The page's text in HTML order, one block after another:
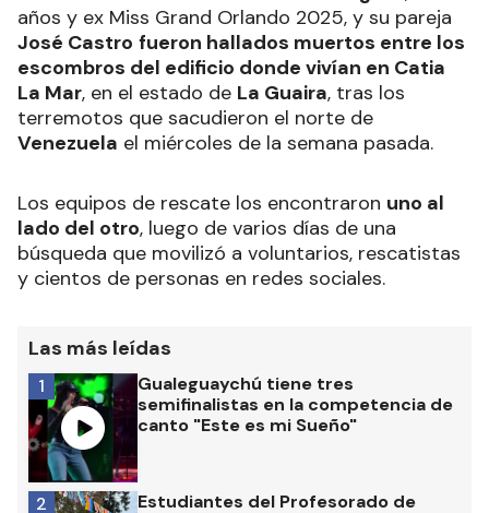
años y ex Miss Grand Orlando 2025, y su pareja
José Castro fueron hallados muertos entre los
escombros del edificio donde vivían en Catia
La Mar, en el estado de La Guaira, tras los
terremotos que sacudieron el norte de
Venezuela el miércoles de la semana pasada.
Los equipos de rescate los encontraron uno al
lado del otro, luego de varios días de una
búsqueda que movilizó a voluntarios, rescatistas
y cientos de personas en redes sociales.
Las más leídas
Gualeguaychú tiene tres
semifinalistas en la competencia de
canto "Este es mi Sueño"
1
Estudiantes del Profesorado de
2